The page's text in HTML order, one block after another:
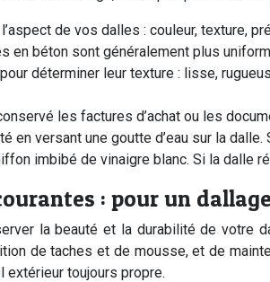
de vos dalles : couleur, texture,
en béton sont généralement plus
déterminer leur texture : lisse,
les factures d’achat ou les
en versant une goutte d’eau sur la
imbibé de vinaigre blanc. Si la dalle
: pour un
la beauté et la durabilité de votre
de taches et de mousse, et de
extérieur toujours propre.